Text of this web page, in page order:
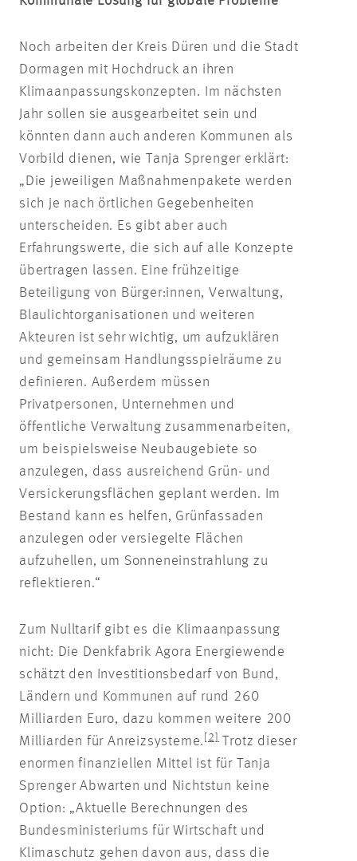
Noch arbeiten der Kreis Düren und die Stadt
Dormagen mit Hochdruck an ihren
Klimaanpassungskonzepten. Im nächsten
Jahr sollen sie ausgearbeitet sein und
könnten dann auch anderen Kommunen als
Vorbild dienen, wie Tanja Sprenger erklärt:
„Die jeweiligen Maßnahmenpakete werden
sich je nach örtlichen Gegebenheiten
unterscheiden. Es gibt aber auch
Erfahrungswerte, die sich auf alle Konzepte
übertragen lassen. Eine frühzeitige
Beteiligung von Bürger:innen, Verwaltung,
Blaulichtorganisationen und weiteren
Akteuren ist sehr wichtig, um aufzuklären
und gemeinsam Handlungsspielräume zu
definieren. Außerdem müssen
Privatpersonen, Unternehmen und
öffentliche Verwaltung zusammenarbeiten,
um beispielsweise Neubaugebiete so
anzulegen, dass ausreichend Grün- und
Versickerungsflächen geplant werden. Im
Bestand kann es helfen, Grünfassaden
anzulegen oder versiegelte Flächen
aufzuhellen, um Sonneneinstrahlung zu
reflektieren.“
Zum Nulltarif gibt es die Klimaanpassung
nicht: Die Denkfabrik Agora Energiewende
schätzt den Investitionsbedarf von Bund,
Ländern und Kommunen auf rund 260
Milliarden Euro, dazu kommen weitere 200
Milliarden für Anreizsysteme.
[2] Trotz dieser
enormen finanziellen Mittel ist für Tanja
Sprenger Abwarten und Nichtstun keine
Option: „Aktuelle Berechnungen des
Bundesministeriums für Wirtschaft und
Klimaschutz gehen davon aus, dass die